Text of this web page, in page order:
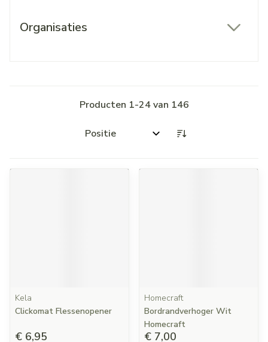
Organisaties
Producten 1-24van 146
Sorteer op:
Kela
Clickomat Flessenopener
€ 6,95
Homecraft
Bordrandverhoger Wit
Homecraft
€ 7,00